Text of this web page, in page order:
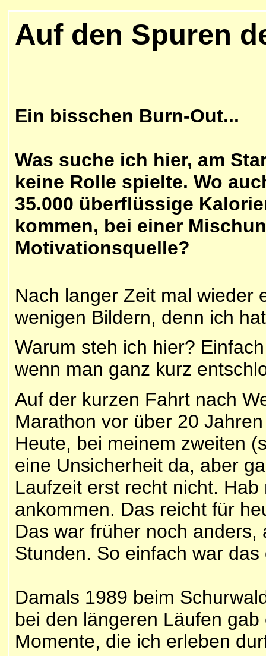
Auf den Spuren
Ein bisschen Burn-Out...
Was suche ich hier, am
keine Rolle spielte. Wo
35.000 überflüssige
kommen, bei einer
Motivationsquelle?
Nach langer Zeit mal wieder
wenigen Bildern, denn ich
Warum steh ich hier?
wenn man ganz kurz
Auf der kurzen Fahrt nach
Marathon vor über 20
Heute, bei meinem zweiten
eine Unsicherheit da, aber
Laufzeit erst recht nicht.
ankommen. Das reicht für
Das war früher noch
Stunden. So einfach war das
Damals 1989 beim
bei den längeren Läufen
Momente, die ich erleben